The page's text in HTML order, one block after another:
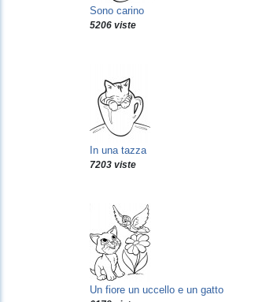
Sono carino
5206 viste
In una tazza
7203 viste
Un fiore un uccello e un gatto